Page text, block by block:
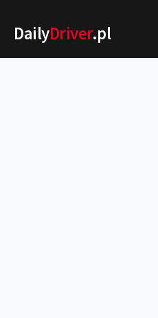
DailyDriver.pl